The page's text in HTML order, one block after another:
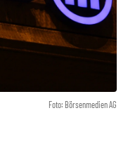
Foto: Börsenmedien AG